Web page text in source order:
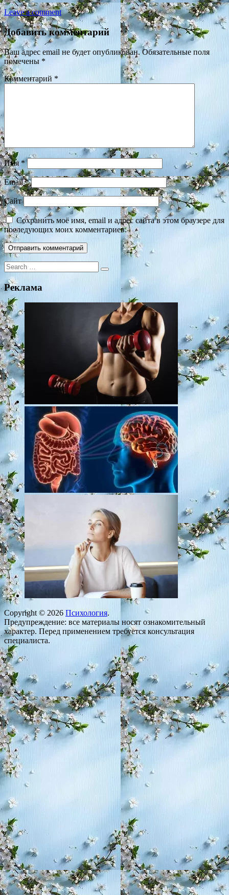
Leave a comment
Добавить комментарий
Ваш адрес email не будет опубликован. Обязательные поля
помечены *
Комментарий *
Имя *
Email*
Сайт
Сохранить моё имя, email и адрес сайта в этом браузере для
последующих моих комментариев.
Search
for:
Реклама
Copyright © 2026 Психология.
Предупреждение: все материалы носят ознакомительный
характер. Перед применением требуется консультация
специалиста.